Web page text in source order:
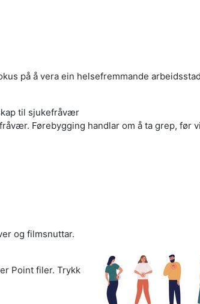
på å vera ein helsefremmande
til sjukefråvær
Førebygging handlar om å ta grep, før vi
oppgåver og
Point filer. Trykk
å sjå den.